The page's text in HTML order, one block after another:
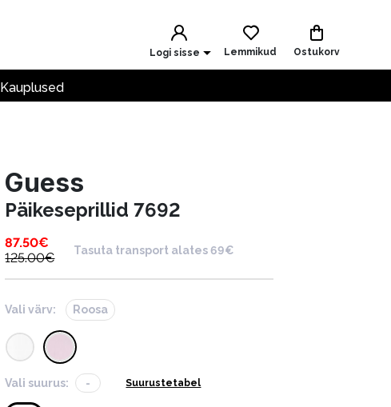
Logi sisse Lemmikud Ostukorv
Kauplused
Guess
Päikeseprillid 7692
87.50€
125.00€
Tasuta transport alates 69€
Vali värv: Roosa
Vali suurus: - Suurustetabel